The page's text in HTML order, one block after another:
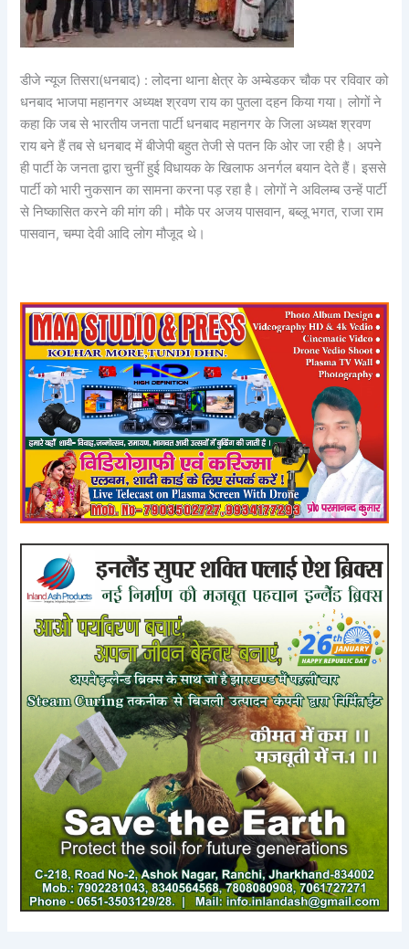
डीजे न्यूज तिसरा(धनबाद) : लोदना थाना क्षेत्र के अम्बेडकर चौक पर रविवार को
धनबाद भाजपा महानगर अध्यक्ष श्रवण राय का पुतला दहन किया गया। लोगों ने
कहा कि जब से भारतीय जनता पार्टी धनबाद महानगर के जिला अध्यक्ष श्रवण
राय बने हैं तब से धनबाद में बीजेपी बहुत तेजी से पतन कि ओर जा रही है। अपने
ही पार्टी के जनता द्वारा चुनीं हुई विधायक के खिलाफ अनर्गल बयान देते हैं। इससे
पार्टी को भारी नुकसान का सामना करना पड़ रहा है। लोगों ने अविलम्ब उन्हें पार्टी
से निष्कासित करने की मांग की। मौके पर अजय पासवान, बब्लू भगत, राजा राम
पासवान, चम्पा देवी आदि लोग मौजूद थे।